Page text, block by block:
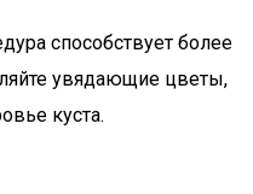
способствует более
увядающие цветы,
куста.